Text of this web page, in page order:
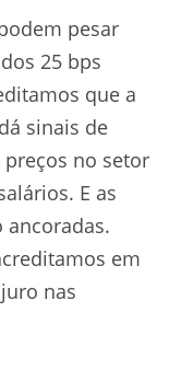
pesar
25 bps
que a
sinais de
no setor
E as
ancoradas.
em
nas